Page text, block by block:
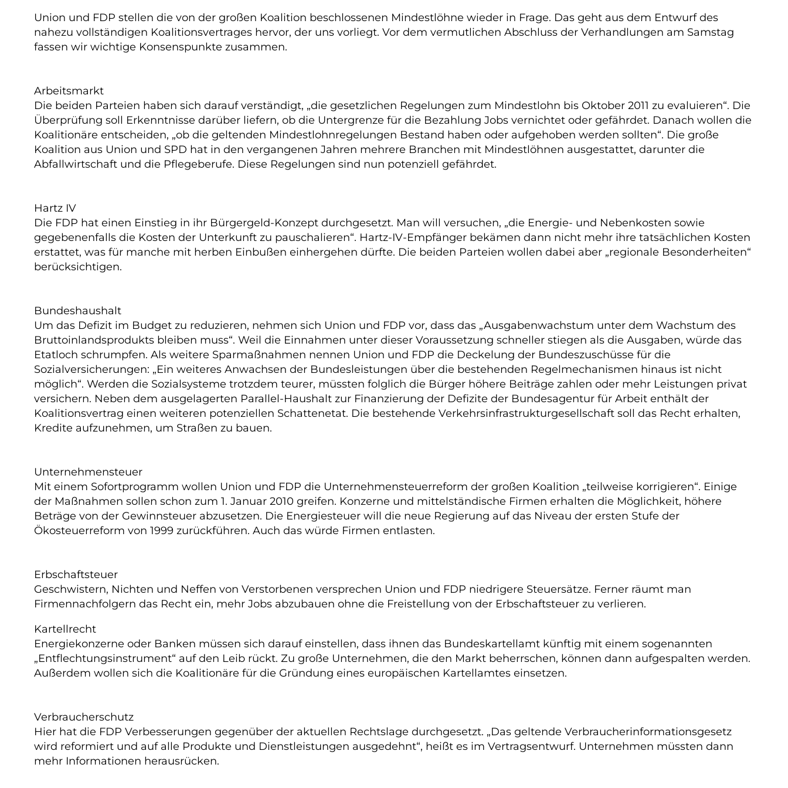
Union und FDP stellen die von der großen Koalition beschlossenen Mindestlöhne wieder in Frage. Das geht aus dem Entwurf des
nahezu vollständigen Koalitionsvertrages hervor, der uns vorliegt. Vor dem vermutlichen Abschluss der Verhandlungen am Samstag
fassen wir wichtige Konsenspunkte zusammen.
Arbeitsmarkt
Die beiden Parteien haben sich darauf verständigt, „die gesetzlichen Regelungen zum Mindestlohn bis Oktober 2011 zu evaluieren“. Die
Überprüfung soll Erkenntnisse darüber liefern, ob die Untergrenze für die Bezahlung Jobs vernichtet oder gefährdet. Danach wollen die
Koalitionäre entscheiden, „ob die geltenden Mindestlohnregelungen Bestand haben oder aufgehoben werden sollten“. Die große
Koalition aus Union und SPD hat in den vergangenen Jahren mehrere Branchen mit Mindestlöhnen ausgestattet, darunter die
Abfallwirtschaft und die Pflegeberufe. Diese Regelungen sind nun potenziell gefährdet.
Hartz IV
Die FDP hat einen Einstieg in ihr Bürgergeld-Konzept durchgesetzt. Man will versuchen, „die Energie- und Nebenkosten sowie
gegebenenfalls die Kosten der Unterkunft zu pauschalieren“. Hartz-IV-Empfänger bekämen dann nicht mehr ihre tatsächlichen Kosten
erstattet, was für manche mit herben Einbußen einhergehen dürfte. Die beiden Parteien wollen dabei aber „regionale Besonderheiten“
berücksichtigen.
Bundeshaushalt
Um das Defizit im Budget zu reduzieren, nehmen sich Union und FDP vor, dass das „Ausgabenwachstum unter dem Wachstum des
Bruttoinlandsprodukts bleiben muss“. Weil die Einnahmen unter dieser Voraussetzung schneller stiegen als die Ausgaben, würde das
Etatloch schrumpfen. Als weitere Sparmaßnahmen nennen Union und FDP die Deckelung der Bundeszuschüsse für die
Sozialversicherungen: „Ein weiteres Anwachsen der Bundesleistungen über die bestehenden Regelmechanismen hinaus ist nicht
möglich“. Werden die Sozialsysteme trotzdem teurer, müssten folglich die Bürger höhere Beiträge zahlen oder mehr Leistungen privat
versichern. Neben dem ausgelagerten Parallel-Haushalt zur Finanzierung der Defizite der Bundesagentur für Arbeit enthält der
Koalitionsvertrag einen weiteren potenziellen Schattenetat. Die bestehende Verkehrsinfrastrukturgesellschaft soll das Recht erhalten,
Kredite aufzunehmen, um Straßen zu bauen.
Unternehmensteuer
Mit einem Sofortprogramm wollen Union und FDP die Unternehmensteuerreform der großen Koalition „teilweise korrigieren“. Einige
der Maßnahmen sollen schon zum 1. Januar 2010 greifen. Konzerne und mittelständische Firmen erhalten die Möglichkeit, höhere
Beträge von der Gewinnsteuer abzusetzen. Die Energiesteuer will die neue Regierung auf das Niveau der ersten Stufe der
Ökosteuerreform von 1999 zurückführen. Auch das würde Firmen entlasten.
Erbschaftsteuer
Geschwistern, Nichten und Neffen von Verstorbenen versprechen Union und FDP niedrigere Steuersätze. Ferner räumt man
Firmennachfolgern das Recht ein, mehr Jobs abzubauen ohne die Freistellung von der Erbschaftsteuer zu verlieren.
Kartellrecht
Energiekonzerne oder Banken müssen sich darauf einstellen, dass ihnen das Bundeskartellamt künftig mit einem sogenannten
„Entflechtungsinstrument“ auf den Leib rückt. Zu große Unternehmen, die den Markt beherrschen, können dann aufgespalten werden.
Außerdem wollen sich die Koalitionäre für die Gründung eines europäischen Kartellamtes einsetzen.
Verbraucherschutz
Hier hat die FDP Verbesserungen gegenüber der aktuellen Rechtslage durchgesetzt. „Das geltende Verbraucherinformationsgesetz
wird reformiert und auf alle Produkte und Dienstleistungen ausgedehnt“, heißt es im Vertragsentwurf. Unternehmen müssten dann
mehr Informationen herausrücken.